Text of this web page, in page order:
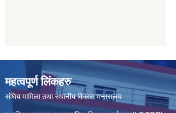
महत्वपूर्ण लिंकहरु
संघिय मामिला तथा स्थानीय विकास मन्त्रालय